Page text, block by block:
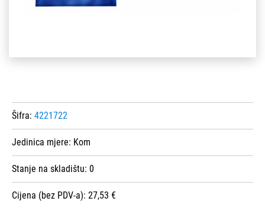
Šifra: 4221722
Jedinica mjere: Kom
Stanje na skladištu: 0
Cijena (bez PDV-a): 27,53 €